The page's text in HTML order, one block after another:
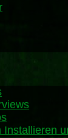
Installieren